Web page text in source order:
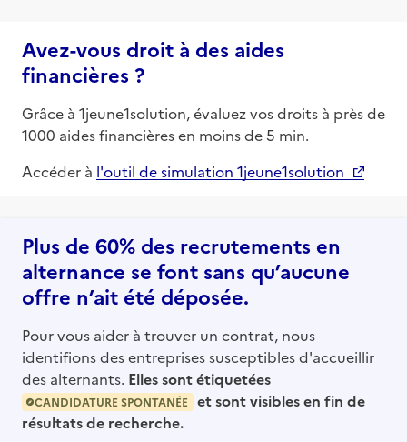
Avez-vous droit à des aides
financières ?
Grâce à 1jeune1solution, évaluez vos droits à près de
1000 aides financières en moins de 5 min.
Accéder à l'outil de simulation 1jeune1solution
Plus de 60% des recrutements en
alternance se font sans qu’aucune
offre n’ait été déposée.
Pour vous aider à trouver un contrat, nous
identifions des entreprises susceptibles d'accueillir
des alternants. Elles sont étiquetées
CANDIDATURE SPONTANÉE
et sont visibles en fin de
résultats de recherche.